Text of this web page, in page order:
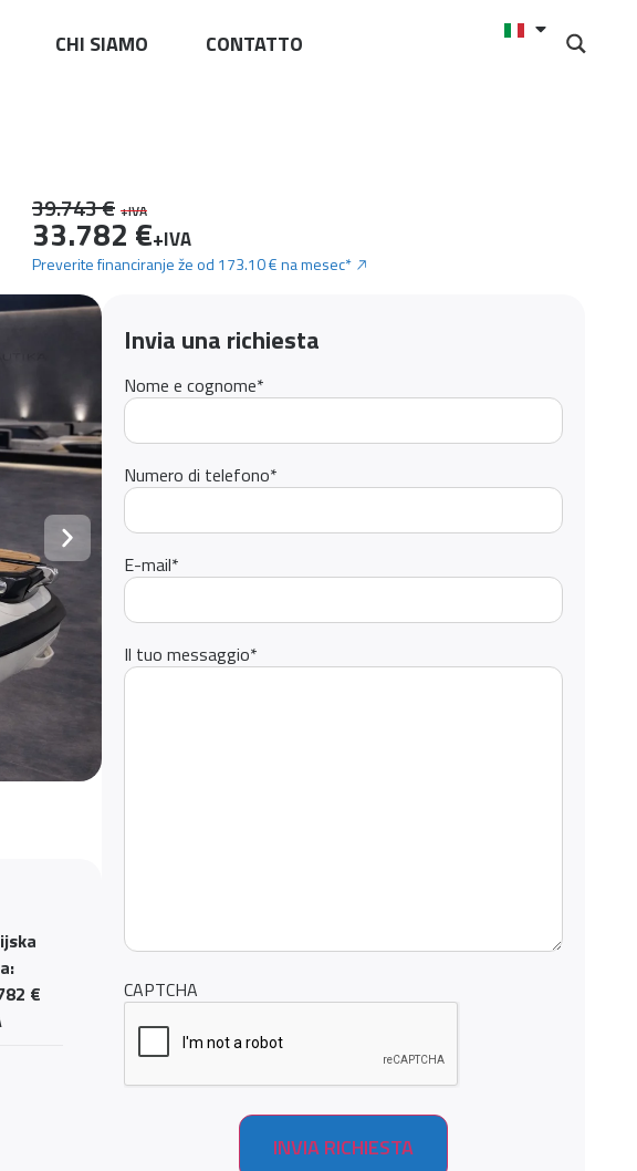
CHI SIAMO CONTATTO
39.743 € +IVA
33.782 €+IVA
Preverite financiranje že od 173.10 € na mesec*
€
Invia una richiesta
Nome e cognome*
Numero di telefono*
E-mail*
Il tuo messaggio*
CAPTCHA